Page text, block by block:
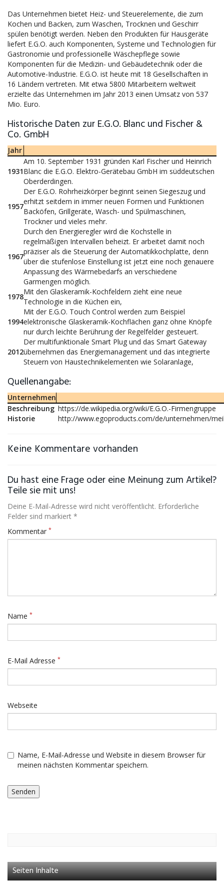
Das Unternehmen bietet Heiz- und Steuerelemente, die zum
Kochen und Backen, zum Waschen, Trocknen und Geschirr
spülen benötigt werden. Neben den Produkten für Hausgeräte
liefert E.G.O. auch Komponenten, Systeme und Technologien für
Gastronomie und professionelle Wäschepflege sowie
Komponenten für die Medizin- und Gebäudetechnik oder die
Automotive-Industrie. E.G.O. ist heute mit 18 Gesellschaften in
16 Ländern vertreten. Mit etwa 5800 Mitarbeitern weltweit
erzielte das Unternehmen im Jahr 2013 einen Umsatz von 537
Mio. Euro.
Historische Daten zur E.G.O. Blanc und Fischer &
Co. GmbH
Jahr
1931
Am 10. September 1931 gründen Karl Fischer und Heinrich
Blanc die E.G.O. Elektro-Gerätebau GmbH im süddeutschen
Oberderdingen.
1957
Der E.G.O. Rohrheizkörper beginnt seinen Siegeszug und
erhitzt seitdem in immer neuen Formen und Funktionen
Backöfen, Grillgeräte, Wasch- und Spülmaschinen,
Trockner und vieles mehr.
1967
Durch den Energieregler wird die Kochstelle in
regelmäßigen Intervallen beheizt. Er arbeitet damit noch
präziser als die Steuerung der Automatikkochplatte, denn
über die stufenlose Einstellung ist jetzt eine noch genauere
Anpassung des Wärmebedarfs an verschiedene
Garmengen möglich.
1978
Mit den Glaskeramik-Kochfeldern zieht eine neue
Technologie in die Küchen ein,
1994
Mit der E.G.O. Touch Control werden zum Beispiel
elektronische Glaskeramik-Kochflächen ganz ohne Knöpfe
nur durch leichte Berührung der Regelfelder gesteuert.
2012
Der multifunktionale Smart Plug und das Smart Gateway
übernehmen das Energiemanagement und das integrierte
Steuern von Haustechnikelementen wie Solaranlage,
Quellenangabe:
Unternehmen
Beschreibung https://de.wikipedia.org/wiki/E.G.O.-Firmengruppe
Historie
http://www.egoproducts.com/de/unternehmen/
Keine Kommentare vorhanden
Du hast eine Frage oder eine Meinung zum Artikel?
Teile sie mit uns!
Deine E-Mail-Adresse wird nicht veröffentlicht. Erforderliche
Felder sind markiert *
Kommentar *
Name *
E-Mail Adresse *
Webseite
Name, E-Mail-Adresse und Website in diesem Browser für
meinen nächsten Kommentar speichern.
Seiten Inhalte